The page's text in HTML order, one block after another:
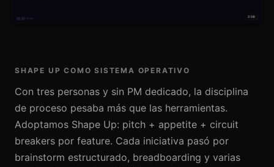
SHAPE UP COMO SISTEMA OPERATIVO
Con tres personas y sin PM dedicado, la disciplina
de proceso pesaba más que las herramientas.
Adoptamos Shape Up: pitch + appetite + circuit
breakers por feature. Cada iniciativa pasó por
brainstorm estructurado, breadboarding y varias